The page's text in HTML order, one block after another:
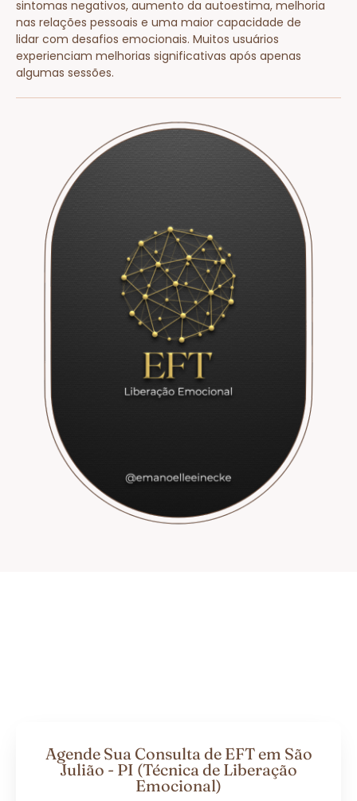
sintomas negativos, aumento da autoestima, melhoria
nas relações pessoais e uma maior capacidade de
lidar com desafios emocionais. Muitos usuários
experienciam melhorias significativas após apenas
algumas sessões.
Agende Sua Consulta de EFT em São
Julião - PI (Técnica de Liberação
Emocional)